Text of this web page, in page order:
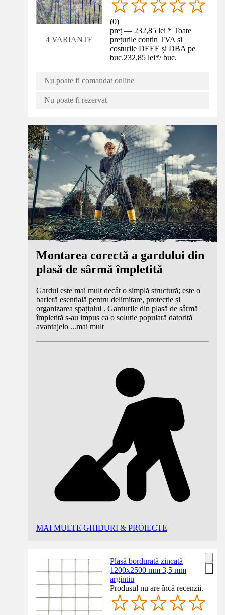
4 VARIANTE
(0)
preț — 232,85 lei * Toate
prețurile conțin TVA și
costurile DEEE și DBA pe
buc.232,85 lei*/ buc.
Nu poate fi comandat online
Nu poate fi rezervat
Sfaturi
Montarea corectă a gardului din
plasă de sârmă împletită
Gardul este mai mult decât o simplă structură; este o
barieră esențială pentru delimitare, protecție și
organizarea spațiului . Gardurile din plasă de sârmă
împletită s-au impus ca o soluție populară datorită
avantajelo ...mai mult
MAI MULTE GHIDURI & PROIECTE
Plasă bordurată zincată
1200x2500 mm 3,5 mm
argintiu
Produsul nu are încă recenzii.